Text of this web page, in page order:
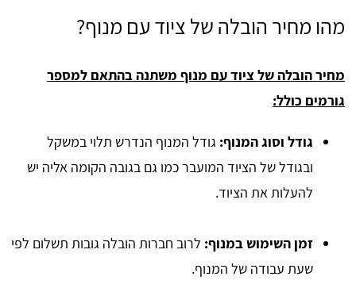
מהו מחיר הובלה של ציוד עם מנוף?
מחיר הובלה של ציוד עם מנוף משתנה בהתאם למספר
גורמים כולל:
גודל וסוג המנוף: גודל המנוף הנדרש תלוי במשקל
ובגודל של הציוד המועבר כמו גם בגובה הקומה אליה יש
להעלות את הציוד.
זמן השימוש במנוף: לרוב חברות הובלה גובות תשלום לפי
שעת עבודה של המנוף.